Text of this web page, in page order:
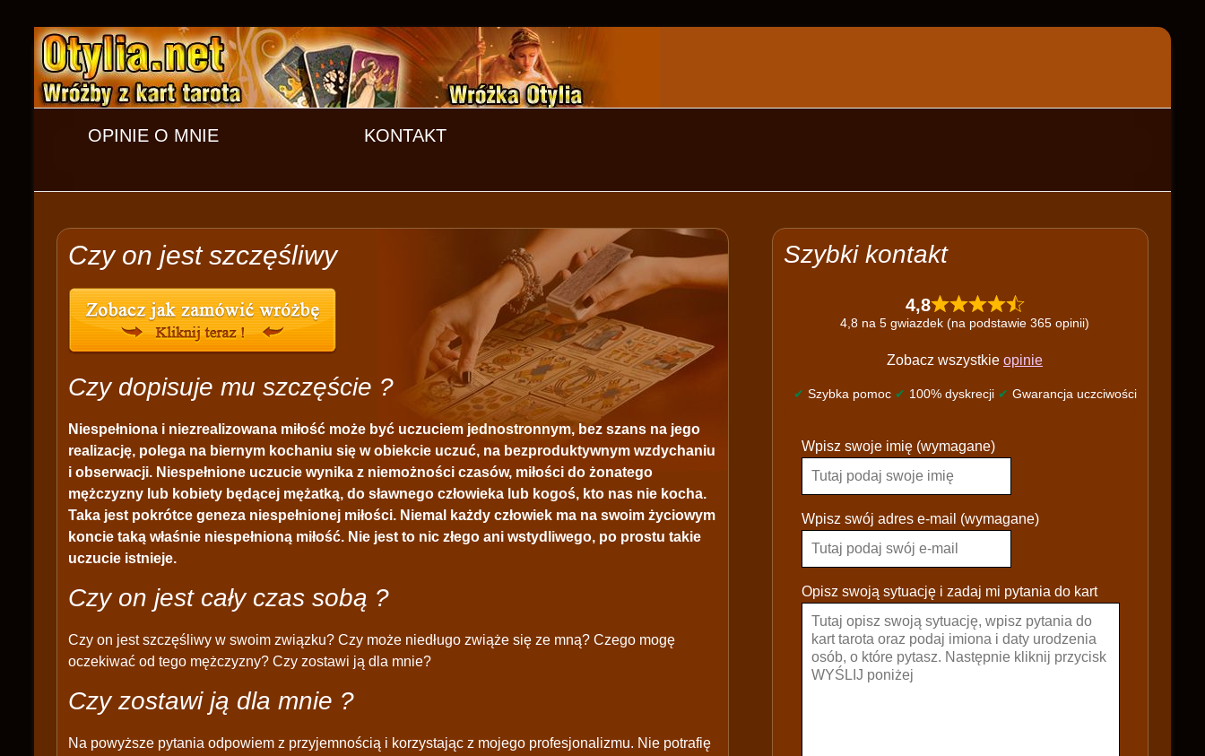
OPINIE O MNIE KONTAKT
Czy on jest szczęśliwy
Czy dopisuje mu szczęście ?
Niespełniona i niezrealizowana miłość może być uczuciem jednostronnym, bez szans na jego
realizację, polega na biernym kochaniu się w obiekcie uczuć, na bezproduktywnym wzdychaniu
i obserwacji. Niespełnione uczucie wynika z niemożności czasów, miłości do żonatego
mężczyzny lub kobiety będącej mężatką, do sławnego człowieka lub kogoś, kto nas nie kocha.
Taka jest pokrótce geneza niespełnionej miłości. Niemal każdy człowiek ma na swoim życiowym
koncie taką właśnie niespełnioną miłość. Nie jest to nic złego ani wstydliwego, po prostu takie
uczucie istnieje.
Czy on jest cały czas sobą ?
Czy on jest szczęśliwy w swoim związku? Czy może niedługo zwiąże się ze mną? Czego mogę
oczekiwać od tego mężczyzny? Czy zostawi ją dla mnie?
Czy zostawi ją dla mnie ?
Na powyższe pytania odpowiem z przyjemnością i korzystając z mojego profesjonalizmu. Nie potrafię
Szybki kontakt
4,8
4,8 na 5 gwiazdek (na podstawie 365 opinii)
Zobacz wszystkie opinie
✔ Szybka pomoc ✔ 100% dyskrecji ✔ Gwarancja uczciwości
l
a
s
e
a
Wpisz swoje imię (wymagane)
Wpisz swój adres e-mail (wymagane)
Opisz swoją sytuację i zadaj mi pytania do kart